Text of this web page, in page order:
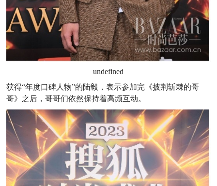
undefined
获得“年度口碑人物”的陆毅，表示参加完《披荆斩棘的哥
哥》之后，哥哥们依然保持着高频互动。